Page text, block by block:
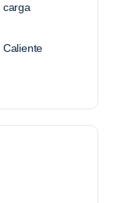
carga
Caliente